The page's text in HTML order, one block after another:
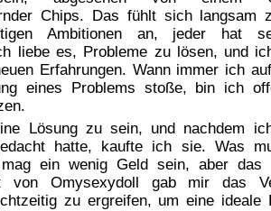
Chips. Das fühlt sich langsam
Ambitionen an, jeder hat
liebe es, Probleme zu lösen, und
Erfahrungen. Wann immer ich
eines Problems stoße, bin ich
Lösung zu sein, und nachdem
hatte, kaufte ich sie. Was
ein wenig Geld sein, aber das
von Omysexydoll gab mir das
zu ergreifen, um eine ideale